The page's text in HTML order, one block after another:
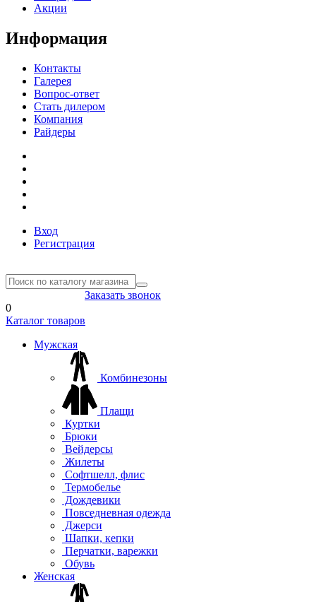
Акции
Информация
Контакты
Галерея
Вопрос-ответ
Стать дилером
Компания
Райдеры
Вход
Регистрация
Заказать звонок
0
Каталог товаров
Мужская
Комбинезоны
Плащи
Куртки
Брюки
Вейдерсы
Жилеты
Софтшелл, флис
Термобелье
Дождевики
Повседневная одежда
Джерси
Шапки, кепки
Перчатки, варежки
Обувь
Женская